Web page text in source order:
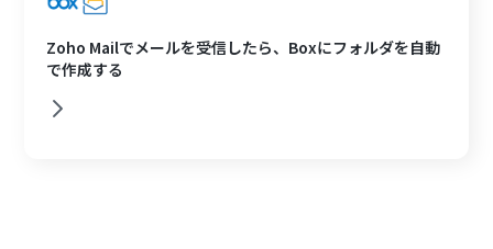
Zoho Mailでメールを受信したら、Boxにフォルダを自動
で作成する